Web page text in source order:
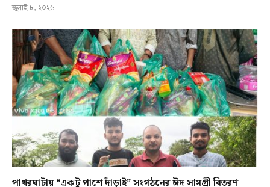
জুলাই ৮, ২০২৬
পাথরঘাটায় “একটু পাশে দাঁড়াই” সংগঠনের ঈদ সামগ্রী বিতরণ